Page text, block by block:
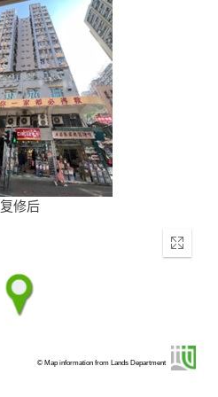
复修后
Enter
© Map information from Lands Department